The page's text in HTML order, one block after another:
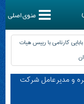
منوی اصلی
کارنامی با رییس هیات
و مدیرعامل شرکت